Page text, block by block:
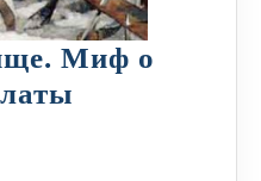
Миф о